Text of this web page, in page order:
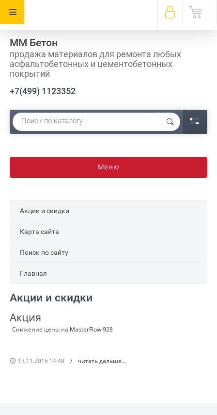
ММ Бетон
продажа материалов для ремонта любых
асфальтобетонных и цементобетонных
покрытий
+7(499) 1123352
Меню
Акции и скидки
Карта сайта
Поиск по сайту
Главная
Акции и скидки
Акция
Снижение цены на MasterFlow 928
13.11.2016 14:48 / читать дальше...